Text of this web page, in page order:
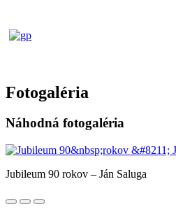
Fotogaléria
Náhodná fotogaléria
Jubileum 90 rokov – Ján Saluga